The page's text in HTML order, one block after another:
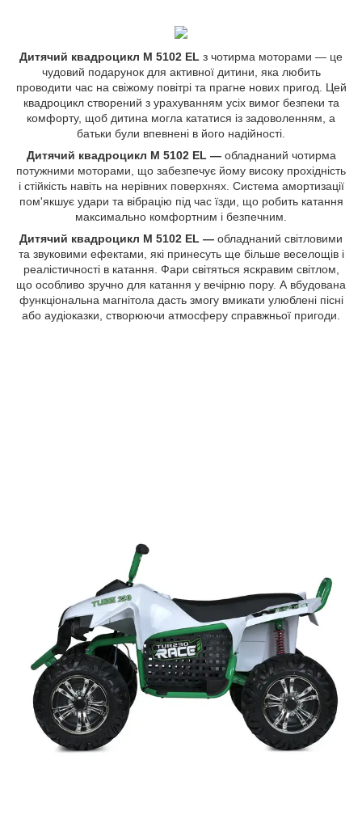
Дитячий квадроцикл M 5102 EL з чотирма моторами — це
чудовий подарунок для активної дитини, яка любить
проводити час на свіжому повітрі та прагне нових пригод. Цей
квадроцикл створений з урахуванням усіх вимог безпеки та
комфорту, щоб дитина могла кататися із задоволенням, а
батьки були впевнені в його надійності.
Дитячий квадроцикл M 5102 EL —обладнаний чотирма
потужними моторами, що забезпечує йому високу прохідність
і стійкість навіть на нерівних поверхнях. Система амортизації
пом'якшує удари та вібрацію під час їзди, що робить катання
максимально комфортним і безпечним.
Дитячий квадроцикл M 5102 EL — обладнаний світловими
та звуковими ефектами, які принесуть ще більше веселощів і
реалістичності в катання. Фари світяться яскравим світлом,
що особливо зручно для катання у вечірню пору. А вбудована
функціональна магнітола дасть змогу вмикати улюблені пісні
або аудіоказки, створюючи атмосферу справжньої пригоди.